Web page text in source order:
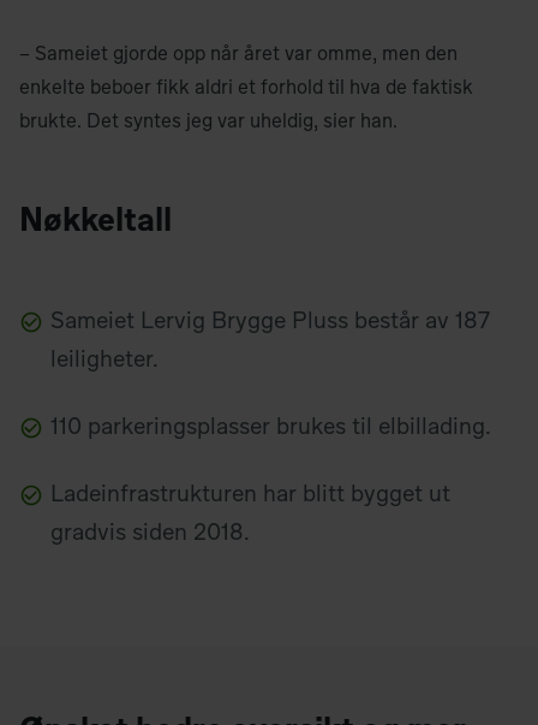
– Sameiet gjorde opp når året var omme, men den
enkelte beboer fikk aldri et forhold til hva de faktisk
brukte. Det syntes jeg var uheldig, sier han.
Nøkkeltall
Sameiet Lervig Brygge Pluss består av 187
leiligheter.
110 parkeringsplasser brukes til elbillading.
Ladeinfrastrukturen har blitt bygget ut
gradvis siden 2018.